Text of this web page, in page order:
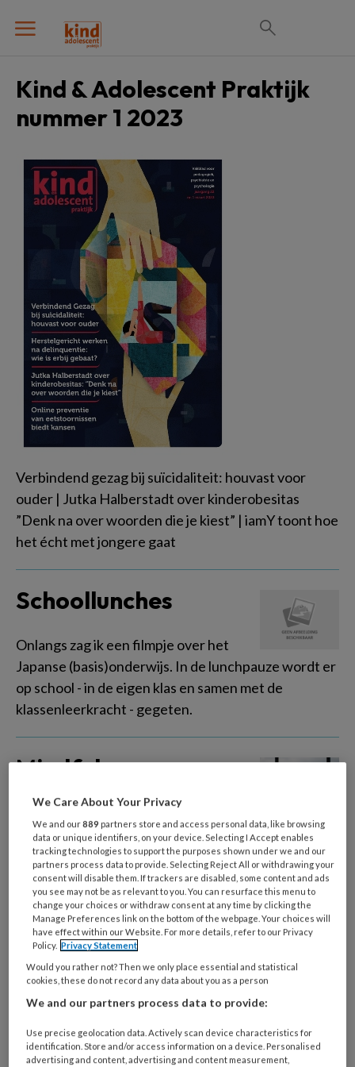
Kind & Adolescent Praktijk
nummer 1 2023
Verbindend gezag bij suïcidaliteit: houvast voor
ouder | Jutka Halberstadt over kinderobesitas
”Denk na over woorden die je kiest” | iamY toont hoe
het écht met jongere gaat
Schoollunches
Onlangs zag ik een filmpje over het
Japanse (basis)onderwijs. In de lunchpauze wordt er
op school - in de eigen klas en samen met de
klassenleerkracht - gegeten.
Mindfulness voor
gezinnen met een
kind met ADHD
Mindfulness kan een waardevolle aanvulling zijn op
de gebruikelijke zorg bij ADHD, al lijken de positieve
effecten op langere termijn beter te beklijven bij
ouders dan bij kinderen.
Controle
Ben is twaalf jaar als hij bij ons op de
poli komt. Hij voelt zich al langere tijd somber en
We Care About Your Privacy
We and our889 partners store and access personal data, like browsing
data or unique identifiers, on your device. Selecting I Accept enables
tracking technologies to support the purposes shown under we and our
partners process data to provide. Selecting Reject All or withdrawing your
consent will disable them. If trackers are disabled, some content and ads
you see may not be as relevant to you. You can resurface this menu to
change your choices or withdraw consent at any time by clicking the
Manage Preferences link on the bottom of the webpage. Your choices will
have effect within our Website. For more details, refer to our Privacy
Policy. Privacy Statement
Would you rather not? Then we only place essential and statistical
cookies, these do not record any data about you as a person
We and our partners process data to provide:
Use precise geolocation data. Actively scan device characteristics for
identification. Store and/or access information on a device. Personalised
advertising and content, advertising and content measurement,